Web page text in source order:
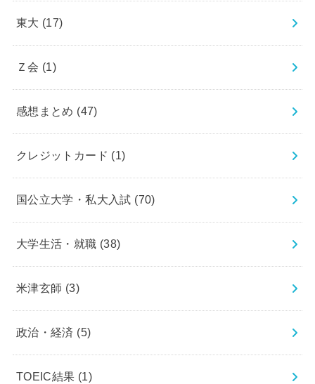
東大 (17)
Ｚ会 (1)
感想まとめ (47)
クレジットカード (1)
国公立大学・私大入試 (70)
大学生活・就職 (38)
米津玄師 (3)
政治・経済 (5)
TOEIC結果 (1)